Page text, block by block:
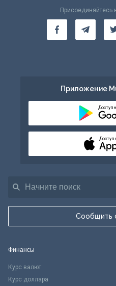
Сообщить
Присоединяйтесь
Приложение
Финансы
Курс валют
Курс доллара